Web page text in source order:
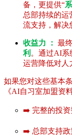
备，更提供“
总部持续的运
流支持，解决
收益力 ： 最
利 。通过AI系
运营降低对人
如果您对这些基本
《AI自习室加盟资
➡️ 完整的投资
➡️ 总部支持政